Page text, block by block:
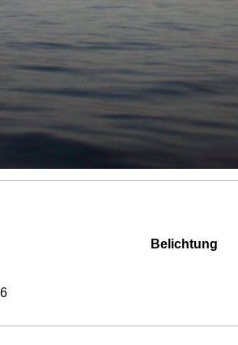
Belichtung